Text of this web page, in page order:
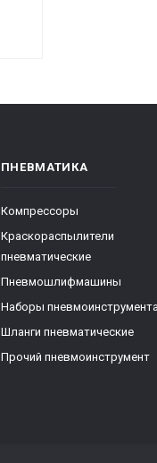
ПНЕВМАТИКА
Компрессоры
Краскораспылители
пневматические
Пневмошлифмашины
Наборы пневмоинструмента
Шланги пневматические
Прочий пневмоинструмент